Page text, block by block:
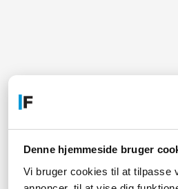
Denne hjemmeside bruger
Vi bruger cookies til at tilpasse
Køb
dokumenter, så du nemmere kan
skrivebordet. Med de smarte
holde vigtige papirer samlet